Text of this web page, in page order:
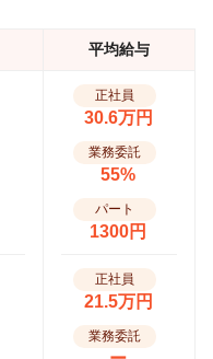
平均給与
正社員
30.6万円
業務委託
55%
パート
1300円
正社員
21.5万円
業務委託